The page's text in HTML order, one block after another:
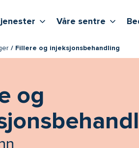
Vis flere undernivåer
Våre sentre Vis
Fillere og injeksjonsbehandling
og